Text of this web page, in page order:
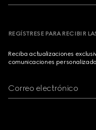
REGÍSTRESE PARA RECIBIR
Reciba actualizaciones
comunicaciones
Correo electrónico